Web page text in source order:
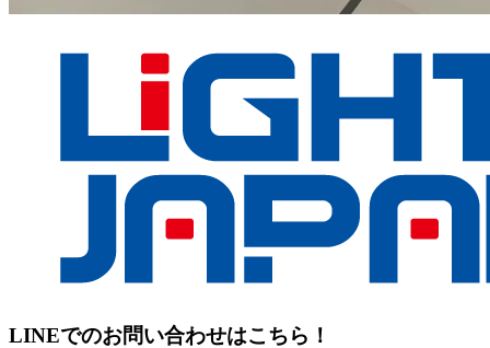
LINEでのお問い合わせはこちら！